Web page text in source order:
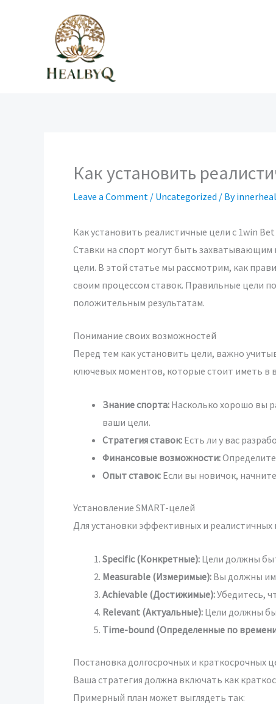
Как установить
Leave a Comment / Uncategorized / By
Как установить реалистичные цели с 1win Bet
Ставки на спорт могут быть захватывающим
цели. В этой статье мы рассмотрим, как
своим процессом ставок. Правильные цели
положительным результатам.
Понимание своих возможностей
Перед тем как установить цели, важно
ключевых моментов, которые стоит иметь в
Знание спорта: Насколько хорошо вы
ваши цели.
Стратегия ставок: Есть ли у вас
Финансовые возможности:
Опыт ставок: Если вы новичок,
Установление SMART-целей
Для установки эффективных и реалистичных
Specific (Конкретные): Цели должны
Measurable (Измеримые): Вы должны
Achievable (Достижимые):Убедитесь,
Relevant (Актуальные): Цели должны
Time-bound (Определенные по
Постановка долгосрочных и краткосрочных
Ваша стратегия должна включать как
Примерный план может выглядеть так: